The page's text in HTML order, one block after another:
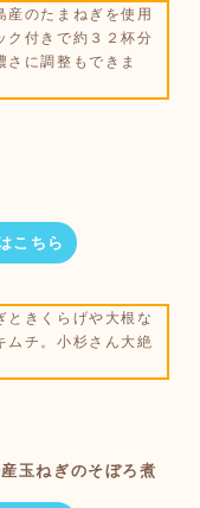
のたまねぎを使用
ク付きで約３２杯分
に調整もできま
こちら
ときくらげや大根な
ムチ。小杉さん大絶
玉ねぎのそぼろ煮